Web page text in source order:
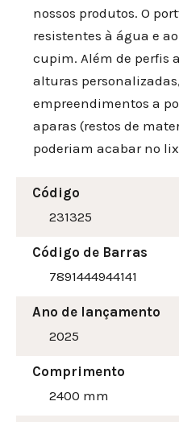
nossos produtos. O
resistentes à água e
cupim. Além de perfis
alturas
empreendimentos a
aparas (restos de
poderiam acabar no
Código
231325
Código de Barras
7891444944141
Ano de lançamento
2025
Comprimento
2400 mm